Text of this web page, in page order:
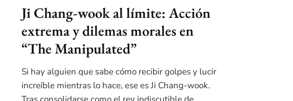
Ji Chang-wook al límite: Acción
extrema y dilemas morales en
“The Manipulated”
Si hay alguien que sabe cómo recibir golpes y lucir
increíble mientras lo hace, ese es Ji Chang-wook.